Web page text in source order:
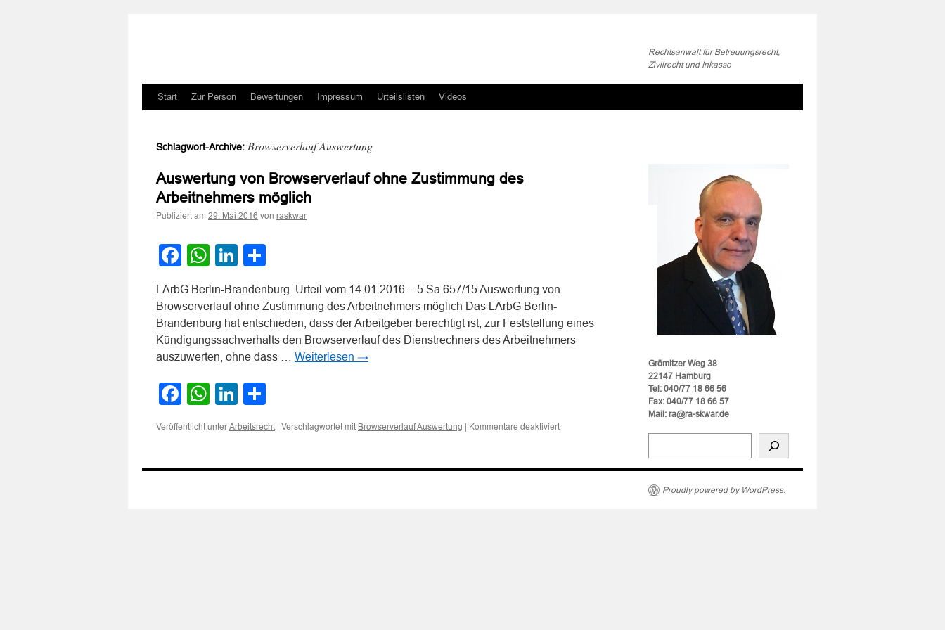
Rechtsanwalt für Betreuungsrecht,
Zivilrecht und Inkasso
Zum
springen
Start Zur Person Bewertungen Impressum Urteilslisten Videos
Schlagwort-Archive: Browserverlauf Auswertung
Auswertung von Browserverlauf ohne Zustimmung des
Arbeitnehmers möglich
Publiziert am 29. Mai 2016 von raskwar
Facebook
WhatsApp
LinkedIn
LArbG Berlin-Brandenburg. Urteil vom 14.01.2016 – 5 Sa 657/15 Auswertung von
Browserverlauf ohne Zustimmung des Arbeitnehmers möglich Das LArbG Berlin-
Brandenburg hat entschieden, dass der Arbeitgeber berechtigt ist, zur Feststellung eines
Kündigungssachverhalts den Browserverlauf des Dienstrechners des Arbeitnehmers
auszuwerten, ohne dass … Weiterlesen →
Facebook
WhatsApp
LinkedIn
Veröffentlicht unter Arbeitsrecht | Verschlagwortet mit Browserverlauf Auswertung | Kommentare deaktiviertfür
Grömitzer Weg 38
22147 Hamburg
Tel: 040/77 18 66 56
Fax: 040/77 18 66 57
Mail: ra@ra-skwar.de
Proudly powered by WordPress.